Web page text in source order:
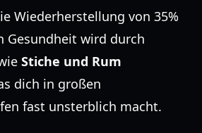
Wiederherstellung von 35%
Gesundheit wird durch
Stiche und Rum
dich in großen
fast unsterblich macht.